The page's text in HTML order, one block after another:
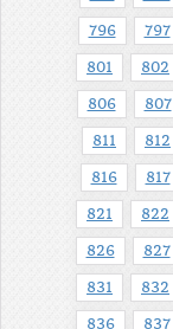
796 797
801 802
806 807
811 812
816 817
821 822
826 827
831 832
836 837